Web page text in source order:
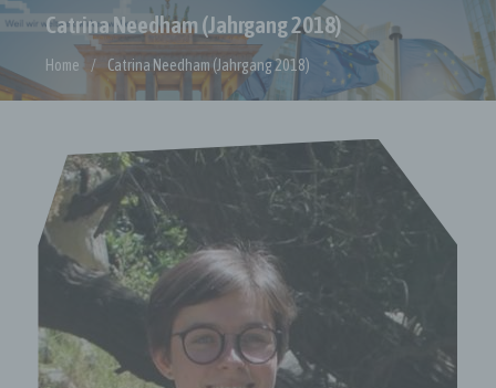
Catrina Needham (Jahrgang 2018)
Home Catrina Needham (Jahrgang 2018)